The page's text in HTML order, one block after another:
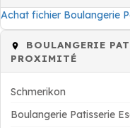
Achat fichier Boulangerie
BOULANGERIE
PROXIMITÉ
Schmerikon
Boulangerie Patisserie